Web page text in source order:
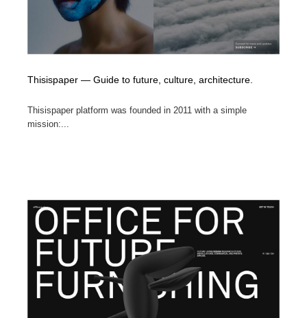
Thisispaper — Guide to future, culture, architecture.
Thisispaper platform was founded in 2011 with a simple
mission:...